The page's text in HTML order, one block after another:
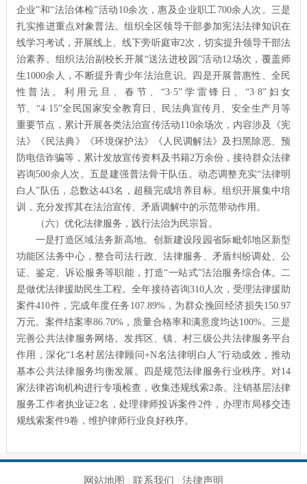
企业”和“法治体检”活动10余次，惠及企业职工700余人次。三是
扎实推进重点对象普法。组织全区领导干部参加宪法法律知识在
线学习考试，开展线上、线下旁听庭审2次，切实提升领导干部法
治素养。组织法治副校长开展“送法进校园”活动12场次，覆盖师
生1000余人，不断提升青少年法治意识。四是开展普惠性、全民
性普法。利用元旦、春节、“3·5”学雷锋日、“3·8”妇女
节、“4·15”全民国家安全教育日、民法典宣传月、安全生产月等
重要节点，累计开展各类法治宣传活动110余场次，内容涉及《宪
法》《民法典》《环境保护法》《人民调解法》及扫黑除恶、预
防电信诈骗等，累计发放宣传资料及书籍2万余份，接待群众法律
咨询500余人次。五是建强普法骨干队伍。动态调整充实“法律明
白人”队伍，总数达443名，超额完成培养目标。组织开展集中培
训，充分发挥其在法治宣传、矛盾调解中的示范带动作用。
（六）优化法律服务，践行法治为民宗旨。
一是打造区域法务新高地。创新建设段园省际毗邻地区新型
功能区法务中心，整合司法行政、法律服务、矛盾纠纷调处、公
证、鉴定、诉讼服务等职能，打造“一站式”法治服务综合体。二
是做优法律援助民生工程。全年接待咨询310人次，受理法律援助
案件410件，完成年度任务107.89%，为群众挽回经济损失150.97
万元。案件结案率86.70%，质量合格率和满意度均达100%。三是
完善公共法律服务网络。发挥区、镇、村三级公共法律服务平台
作用，深化“1名村居法律顾问+N名法律明白人”行动成效，推动
基本公共法律服务均衡发展。四是规范法律服务行业秩序。对14
家法律咨询机构进行专项检查，收集违规线索2条。注销基层法律
服务工作者执业证2名，处理律师投诉案件2件，办理市局移交违
规线索案件9卷，维护律师行业良好秩序。
网站地图 联系我们 法律声明